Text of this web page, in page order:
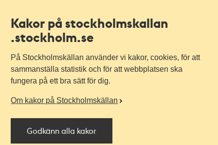
Kakor på stockholmskallan
.stockholm.se
På Stockholmskällan använder vi kakor, cookies, för att
sammanställa statistik och för att webbplatsen ska
fungera på ett bra sätt för dig.
Om kakor på Stockholmskällan
Godkänn alla kakor